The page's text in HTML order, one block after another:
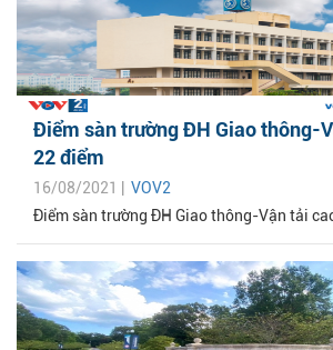
Điểm sàn trường ĐH Giao thông-
22 điểm
16/08/2021 | VOV2
Điểm sàn trường ĐH Giao thông-Vận tải